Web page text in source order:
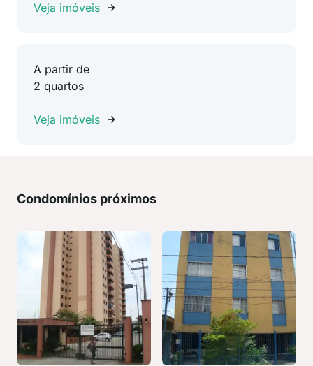
Veja imóveis
A partir de
2 quartos
Veja imóveis
Condomínios próximos